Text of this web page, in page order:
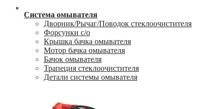
Система омывателя
Дворник/Рычаг/Поводок стеклоочистителя
Форсунки с/о
Крышка бачка омывателя
Мотор бачка омывателя
Бачок омывателя
Трапеция стеклоочистителя
Детали системы омывателя